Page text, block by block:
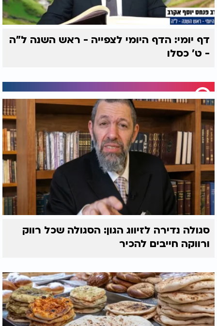
דף יומי: הדף היומי לצפייה - ראש השנה ל"ה
- ט’ כסלו
סגולה נדירה לזיווג הגון: הסגולה שכל רווק
ורווקה חייבים להכיר